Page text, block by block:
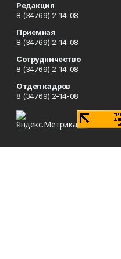
Редакция
8 (34769) 2-14-08
Приемная
8 (34769) 2-14-08
Сотрудничество
8 (34769) 2-14-08
Отдел кадров
8 (34769) 2-14-08